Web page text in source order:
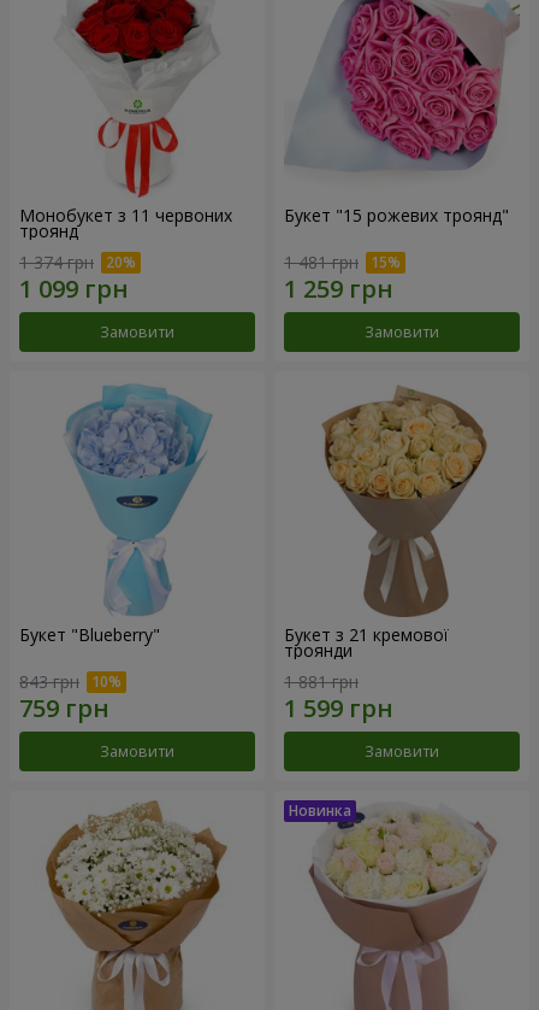
Монобукет з 11 червоних
троянд
1 374 грн
Замовити
Букет "15 рожевих троянд"
1 481 грн
Замовити
Букет "Blueberry"
843 грн
Замовити
Букет з 21 кремової
троянди
1 881 грн
Замовити